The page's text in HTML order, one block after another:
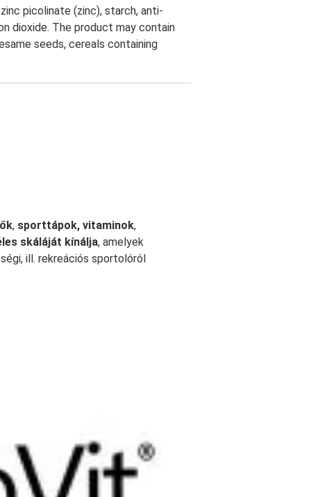
picolinate (zinc), starch, anti-
dioxide. The product may contain
seeds, cereals containing
, sporttápok, vitaminok,
skáláját kínálja, amelyek
ill. rekreációs sportolóról